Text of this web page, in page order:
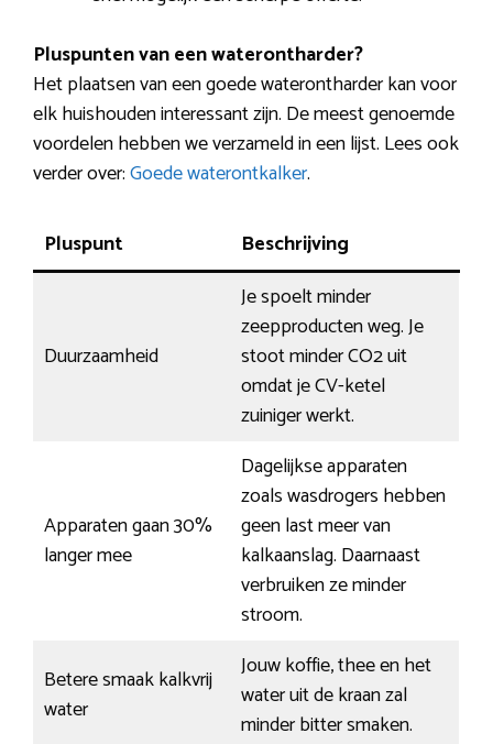
Pluspunten van een waterontharder?
Het plaatsen van een goede waterontharder kan voor
elk huishouden interessant zijn. De meest genoemde
voordelen hebben we verzameld in een lijst. Lees ook
verder over:Goede waterontkalker.
Pluspunt Beschrijving
Duurzaamheid
Je spoelt minder
zeepproducten weg. Je
stoot minder CO2 uit
omdat je CV-ketel
zuiniger werkt.
Apparaten gaan 30%
langer mee
Dagelijkse apparaten
zoals wasdrogers hebben
geen last meer van
kalkaanslag. Daarnaast
verbruiken ze minder
stroom.
Betere smaak kalkvrij
water
Jouw koffie, thee en het
water uit de kraan zal
minder bitter smaken.